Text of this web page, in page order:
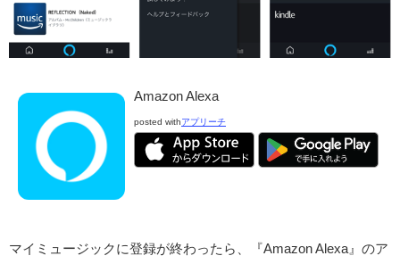
Amazon Alexa
posted withアプリーチ
マイミュージックに登録が終わったら、『Amazon Alexa』のア